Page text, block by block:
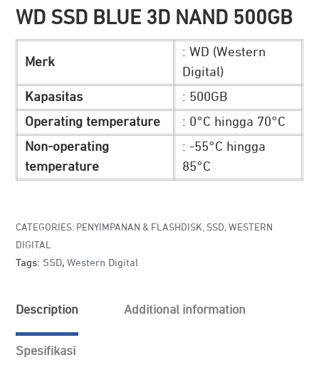
WD SSD BLUE 3D NAND 500GB
Merk
: WD (Western
Digital)
Kapasitas
: 500GB
Operating temperature
: 0°C hingga 70°C
Non-operating
temperature
: -55°C hingga
85°C
CATEGORIES: PENYIMPANAN & FLASHDISK, SSD, WESTERN
DIGITAL
Tags: SSD, Western Digital
Description Additional information
Spesifikasi